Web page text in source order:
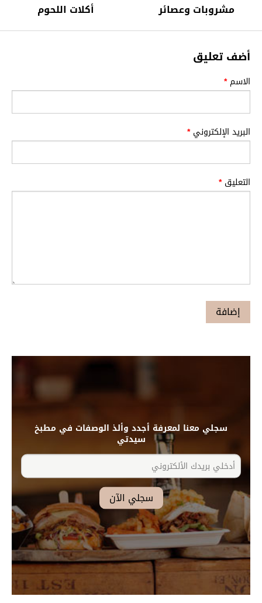
مشروبات وعصائر أكلات اللحوم
أضف تعليق
الاسم*
البريد الإلكتروني*
التعليق*
سجلي معنا لمعرفة أجدد وألذ الوصفات في مطبخ
سيدتي